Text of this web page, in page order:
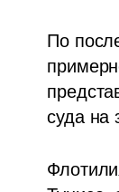
По
суда на